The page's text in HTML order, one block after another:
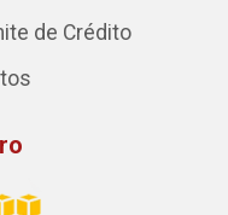
de Crédito